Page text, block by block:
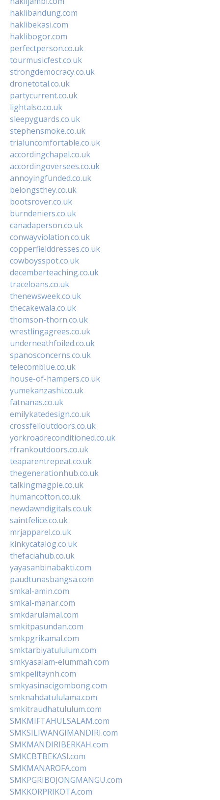
haklibandung.com
haklibekasi.com
haklibogor.com
perfectperson.co.uk
tourmusicfest.co.uk
strongdemocracy.co.uk
dronetotal.co.uk
partycurrent.co.uk
lightalso.co.uk
sleepyguards.co.uk
stephensmoke.co.uk
trialuncomfortable.co.uk
accordingchapel.co.uk
accordingoversees.co.uk
annoyingfunded.co.uk
belongsthey.co.uk
bootsrover.co.uk
burndeniers.co.uk
canadaperson.co.uk
conwayviolation.co.uk
copperfielddresses.co.uk
cowboysspot.co.uk
decemberteaching.co.uk
traceloans.co.uk
thenewsweek.co.uk
thecakewala.co.uk
thomson-thorn.co.uk
wrestlingagrees.co.uk
underneathfoiled.co.uk
spanosconcerns.co.uk
telecomblue.co.uk
house-of-hampers.co.uk
yumekanzashi.co.uk
fatnanas.co.uk
emilykatedesign.co.uk
crossfelloutdoors.co.uk
yorkroadreconditioned.co.uk
rfrankoutdoors.co.uk
teaparentrepeat.co.uk
thegenerationhub.co.uk
talkingmagpie.co.uk
humancotton.co.uk
newdawndigitals.co.uk
saintfelice.co.uk
mrjapparel.co.uk
kinkycatalog.co.uk
thefaciahub.co.uk
yayasanbinabakti.com
paudtunasbangsa.com
smkal-amin.com
smkal-manar.com
smkdarulamal.com
smkitpasundan.com
smkpgrikamal.com
smktarbiyatululum.com
smkyasalam-elummah.com
smkpelitaynh.com
smkyasinacigombong.com
smknahdatululama.com
smkitraudhatululum.com
SMKMIFTAHULSALAM.com
SMKSILIWANGIMANDIRI.com
SMKMANDIRIBERKAH.com
SMKCBTBEKASI.com
SMKMANAROFA.com
SMKPGRIBOJONGMANGU.com
SMKKORPRIKOTA.com